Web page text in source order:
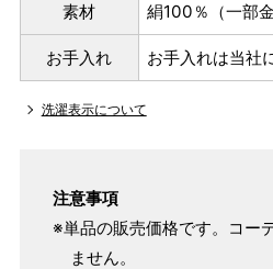
素材 絹100％（一部
お手入れ お手入れは当社
洗濯表示について
注意事項
※単品の販売価格です。コー
ません。